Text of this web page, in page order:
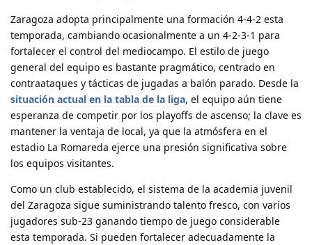
Zaragoza adopta principalmente una formación 4-4-2 esta
temporada, cambiando ocasionalmente a un 4-2-3-1 para
fortalecer el control del mediocampo. El estilo de juego
general del equipo es bastante pragmático, centrado en
contraataques y tácticas de jugadas a balón parado. Desde la
situación actual en la tabla de la liga, el equipo aún tiene
esperanza de competir por los playoffs de ascenso; la clave es
mantener la ventaja de local, ya que la atmósfera en el
estadio La Romareda ejerce una presión significativa sobre
los equipos visitantes.
Como un club establecido, el sistema de la academia juvenil
del Zaragoza sigue suministrando talento fresco, con varios
jugadores sub-23 ganando tiempo de juego considerable
esta temporada. Si pueden fortalecer adecuadamente la